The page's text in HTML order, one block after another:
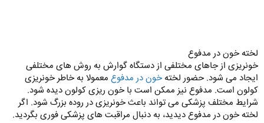
لخته خون در مدفوع
خونریزی از جاهای مختلفی از دستگاه گوارش به روش‌ های مختلفی
ایجاد می شود. حضور لخته‌ خون در مدفوع معمولا به خاطر خونریزی
کولون است. مدفوع نیز ممکن است با خون ریزی کولون دیده شود.
شرایط مختلف پزشکی می‌ تواند باعث خونریزی در روده بزرگ شود. اگر
لخته خون در مدفوع دیدید، به دنبال مراقبت‌ های پزشکی فوری بگردید.